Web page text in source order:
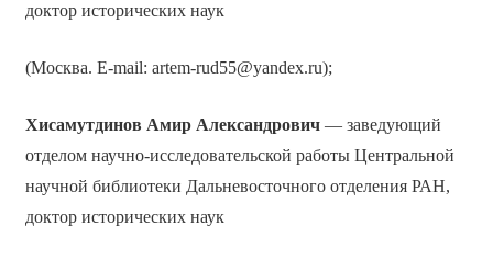
доктор исторических наук
(Москва. E-mail: artem-rud55@yandex.ru);
Хисамутдинов Амир Александрович— заведующий
отделом научно-исследовательской работы Центральной
научной библиотеки Дальневосточного отделения РАН,
доктор исторических наук